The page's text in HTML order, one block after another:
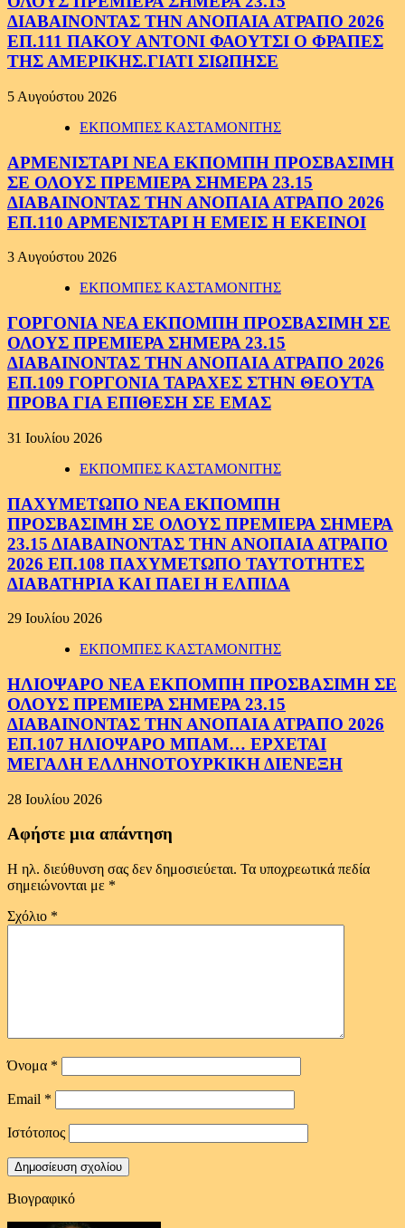
ΔΙΑΒΑΙΝΟΝΤΑΣ ΤΗΝ ΑΝΟΠΑΙΑ ΑΤΡΑΠΟ 2026
ΕΠ.111 ΠΑΚΟΥ ΑΝΤΟΝΙ ΦΑΟΥΤΣΙ Ο ΦΡΑΠΕΣ
ΤΗΣ ΑΜΕΡΙΚΗΣ.ΓΙΑΤΙ ΣΙΩΠΗΣΕ
5 Αυγούστου 2026
ΕΚΠΟΜΠΕΣ ΚΑΣΤΑΜΟΝΙΤΗΣ
ΑΡΜΕΝΙΣΤΑΡΙ ΝΕΑ ΕΚΠΟΜΠΗ ΠΡΟΣΒΑΣΙΜΗ
ΣΕ ΟΛΟΥΣ ΠΡΕΜΙΕΡΑ ΣΗΜΕΡΑ 23.15
ΔΙΑΒΑΙΝΟΝΤΑΣ ΤΗΝ ΑΝΟΠΑΙΑ ΑΤΡΑΠΟ 2026
ΕΠ.110 ΑΡΜΕΝΙΣΤΑΡΙ Η ΕΜΕΙΣ Η ΕΚΕΙΝΟΙ
3 Αυγούστου 2026
ΕΚΠΟΜΠΕΣ ΚΑΣΤΑΜΟΝΙΤΗΣ
ΓΟΡΓΟΝΙΑ ΝΕΑ ΕΚΠΟΜΠΗ ΠΡΟΣΒΑΣΙΜΗ ΣΕ
ΟΛΟΥΣ ΠΡΕΜΙΕΡΑ ΣΗΜΕΡΑ 23.15
ΔΙΑΒΑΙΝΟΝΤΑΣ ΤΗΝ ΑΝΟΠΑΙΑ ΑΤΡΑΠΟ 2026
ΕΠ.109 ΓΟΡΓΟΝΙΑ ΤΑΡΑΧΕΣ ΣΤΗΝ ΘΕΟΥΤΑ
ΠΡΟΒΑ ΓΙΑ ΕΠΙΘΕΣΗ ΣΕ ΕΜΑΣ
31 Ιουλίου 2026
ΕΚΠΟΜΠΕΣ ΚΑΣΤΑΜΟΝΙΤΗΣ
ΠΑΧΥΜΕΤΩΠΟ ΝΕΑ ΕΚΠΟΜΠΗ
ΠΡΟΣΒΑΣΙΜΗ ΣΕ ΟΛΟΥΣ ΠΡΕΜΙΕΡΑ ΣΗΜΕΡΑ
23.15 ΔΙΑΒΑΙΝΟΝΤΑΣ ΤΗΝ ΑΝΟΠΑΙΑ ΑΤΡΑΠΟ
2026 ΕΠ.108 ΠΑΧΥΜΕΤΩΠΟ ΤΑΥΤΟΤΗΤΕΣ
ΔΙΑΒΑΤΗΡΙΑ ΚΑΙ ΠΑΕΙ Η ΕΛΠΙΔΑ
29 Ιουλίου 2026
ΕΚΠΟΜΠΕΣ ΚΑΣΤΑΜΟΝΙΤΗΣ
ΗΛΙΟΨΑΡΟ ΝΕΑ ΕΚΠΟΜΠΗ ΠΡΟΣΒΑΣΙΜΗ ΣΕ
ΟΛΟΥΣ ΠΡΕΜΙΕΡΑ ΣΗΜΕΡΑ 23.15
ΔΙΑΒΑΙΝΟΝΤΑΣ ΤΗΝ ΑΝΟΠΑΙΑ ΑΤΡΑΠΟ 2026
ΕΠ.107 ΗΛΙΟΨΑΡΟ ΜΠΑΜ… ΕΡΧΕΤΑΙ
ΜΕΓΑΛΗ ΕΛΛΗΝΟΤΟΥΡΚΙΚΗ ΔΙΕΝΕΞΗ
28 Ιουλίου 2026
Αφήστε μια απάντηση
Η ηλ. διεύθυνση σας δεν δημοσιεύεται. Τα υποχρεωτικά πεδία
σημειώνονται με *
Σχόλιο *
Όνομα *
Email *
Ιστότοπος
Βιογραφικό